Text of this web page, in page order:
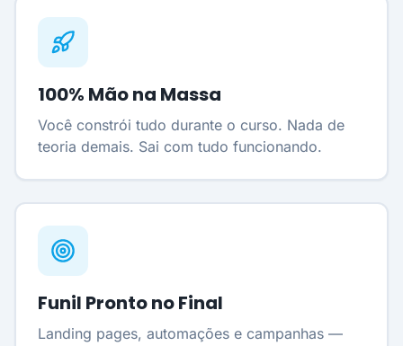
100% Mão na Massa
Você constrói tudo durante o curso. Nada de
teoria demais. Sai com tudo funcionando.
Funil Pronto no Final
Landing pages, automações e campanhas —